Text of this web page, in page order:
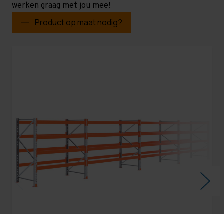
werken graag met jou mee!
Product op maat nodig?